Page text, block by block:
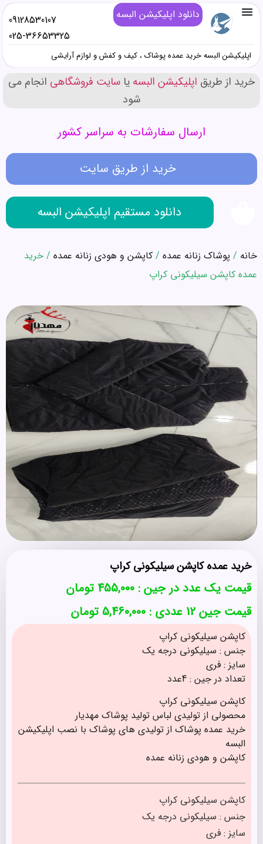
دانلود اپلیکیشن البسه
025-36653325
09128530107
اپلیکیشن البسه خرید عمده پوشاک ، کیف و کفش و لوازم آرایشی
خرید از طریق اپلیکیشن البسه یا سایت فروشگاهی انجام می
شود
ارسال سفارشات به سراسر کشور
خرید از طریق سایت
دانلود مستقیم اپلیکیشن البسه
خانه / پوشاک زنانه عمده / کاپشن و هودی زنانه عمده / خرید
عمده کاپشن سیلیکونی کراپ
خرید عمده کاپشن سیلیکونی کراپ
قیمت یک عدد در جین : 455,000 تومان
قیمت جین 12 عددی : 5,460,000 تومان
کاپشن سیلیکونی کراپ
جنس : سیلیکونی درجه یک
سایز : فری
تعداد در جین : 4عدد
کاپشن سیلیکونی کراپ
محصولی از تولیدی لباس تولید پوشاک مهدیار
خرید عمده پوشاک از تولیدی های پوشاک با نصب اپلیکیشن
البسه
کاپشن و هودی زنانه عمده
کاپشن سیلیکونی کراپ
جنس : سیلیکونی درجه یک
سایز : فری